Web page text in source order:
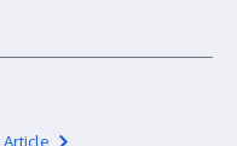
Article